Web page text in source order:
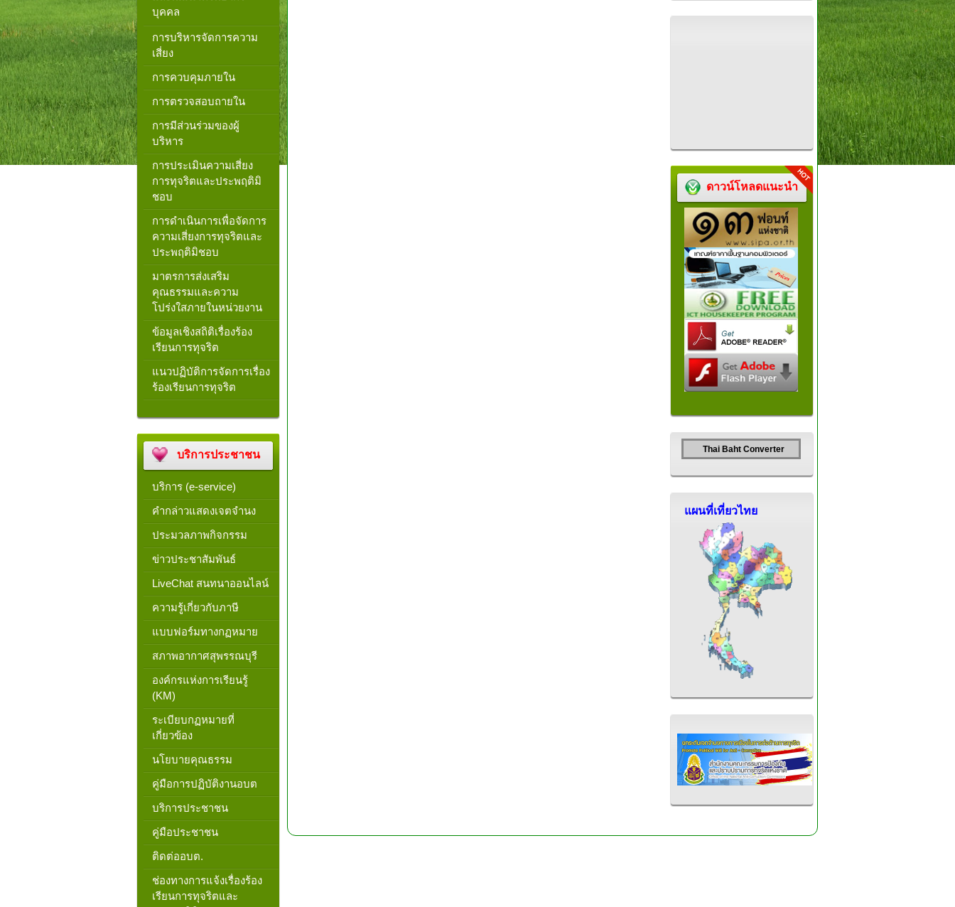
บุคคล
การบริหารจัดการความ
เสี่ยง
การควบคุมภายใน
การตรวจสอบถายใน
การมีส่วนร่วมของผู้
บริหาร
การประเมินความเสี่ยง
การทุจริตและประพฤติมิ
ชอบ
การดำเนินการเพื่อจัดการ
ความเสี่ยงการทุจริตและ
ประพฤติมิชอบ
มาตรการส่งเสริม
คุณธรรมและความ
โปร่งใสภายในหน่วยงาน
ข้อมูลเชิงสถิติเรื่องร้อง
เรียนการทุจริต
แนวปฏิบัติการจัดการเรื่อง
ร้องเรียนการทุจริต
บริการประชาชน
บริการ (e-service)
คำกล่าวแสดงเจตจำนง
ประมวลภาพกิจกรรม
ข่าวประชาสัมพันธ์
LiveChat สนทนาออนไลน์
ความรู้เกี่ยวกับภาษี
แบบฟอร์มทางกฏหมาย
สภาพอากาศสุพรรณบุรี
องค์กรแห่งการเรียนรู้
(KM)
ระเบียบกฏหมายที่
เกี่ยวข้อง
นโยบายคุณธรรม
คู่มือการปฏิบัติงานอบต
บริการประชาชน
คู่มือประชาชน
ติดต่ออบต.
ช่องทางการแจ้งเรื่องร้อง
เรียนการทุจริตและ
ดาวน์โหลดแนะนำ
Thai Baht Converter
แผนที่เที่ยวไทย